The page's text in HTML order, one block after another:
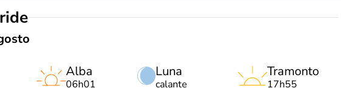
Luna
calante
Alba
06h01
Tramonto
17h55